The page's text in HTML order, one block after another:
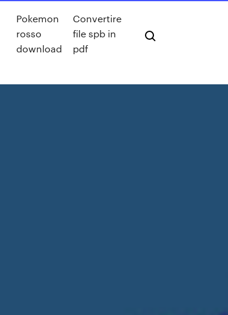
Pokemon
rosso
download
Convertire
file spb in
pdf